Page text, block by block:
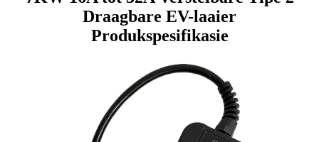
Draagbare EV-laaier
Produkspesifikasie